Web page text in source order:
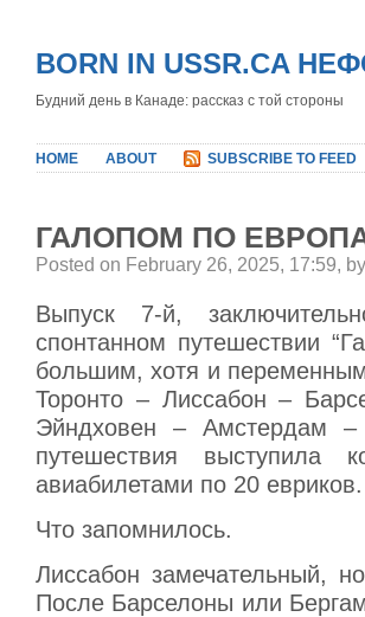
BORN IN USSR.CA
Будний день в Канаде: рассказ с той стороны
HOME ABOUT SUBSCRIBE TO FEED
ГАЛОПОМ ПО
Posted on February 26, 2025, 17:59,
Выпуск 7-й,
спонтанном путешествии
большим, хотя и
Торонто – Лиссабон –
Эйндховен – Амстердам –
путешествия выступила
авиабилетами по 20 евриков.
Что запомнилось.
Лиссабон замечательный,
После Барселоны или